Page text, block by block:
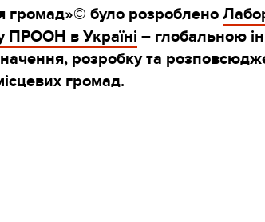
громад»© було розроблено
ПРООН в Україні – глобальною
розробку та
громад.